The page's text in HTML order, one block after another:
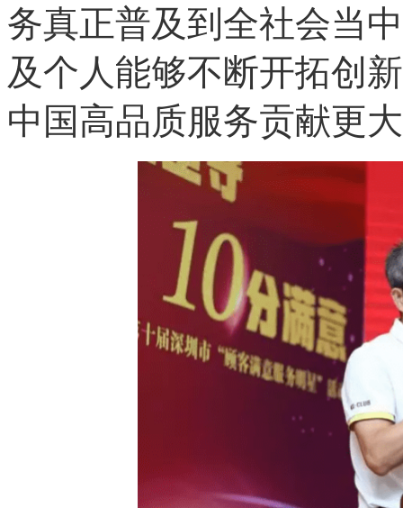
务真正普及到全社会当
及个人能够不断开拓创
中国高品质服务贡献更